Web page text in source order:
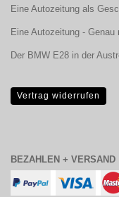
Eine Autozeitung als
Eine Autozeitung - Genau
Der BMW E28 in der
Vertrag widerrufen
BEZAHLEN + VERSAND